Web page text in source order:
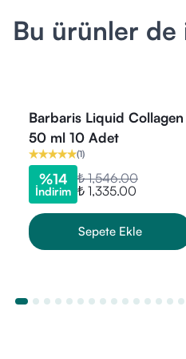
Bu ürünler
Barbaris Liquid Collagen
50 ml 10 Adet
(1)
%14
İndirim
₺ 1,546.00
₺ 1,335.00
Sepete Ekle